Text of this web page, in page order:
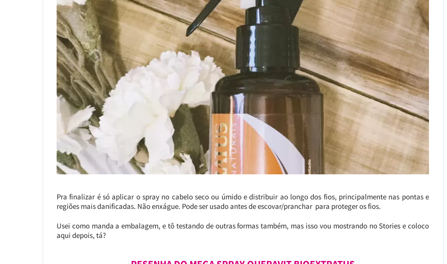
Pra finalizar é só aplicar o spray no cabelo seco ou úmido e distribuir ao longo dos fios, principalmente nas pontas e
regiões mais danificadas. Não enxágue. Pode ser usado antes de escovar/pranchar para proteger os fios.
Usei como manda a embalagem, e tô testando de outras formas também, mas isso vou mostrando no Stories e coloco
aqui depois, tá?